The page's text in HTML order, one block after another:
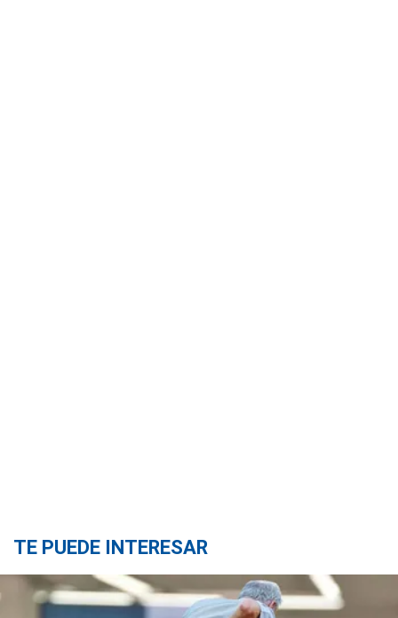
TE PUEDE INTERESAR